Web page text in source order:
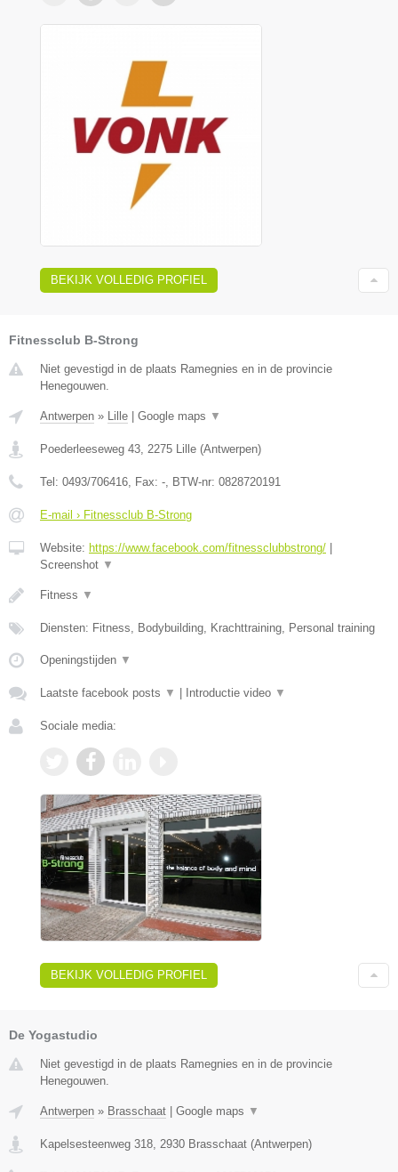
BEKIJK VOLLEDIG PROFIEL
Fitnessclub B-Strong
Niet gevestigd in de plaats Ramegnies en in de provincie
Henegouwen.
Antwerpen » Lille | Google maps ▼
Poederleeseweg 43 2275 Lille (Antwerpen)
Tel: 0493/706416 , Fax: - , BTW-nr: 0828720191
E-mail › Fitnessclub B-Strong
Website: https://www.facebook.com/fitnessclubbstrong/ |
Screenshot ▼
Fitness ▼
Diensten: Fitness, Bodybuilding, Krachttraining, Personal training
Openingstijden ▼
Laatste facebook posts ▼ | Introductie video ▼
Sociale media:
BEKIJK VOLLEDIG PROFIEL
De Yogastudio
Niet gevestigd in de plaats Ramegnies en in de provincie
Henegouwen.
Antwerpen » Brasschaat Google maps ▼
Kapelsesteenweg 318, 2930 Brasschaat (Antwerpen)